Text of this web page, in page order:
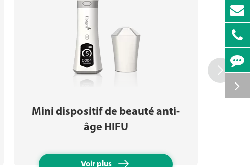
Mini dispositif de beauté anti-
âge HIFU
Voir plus
